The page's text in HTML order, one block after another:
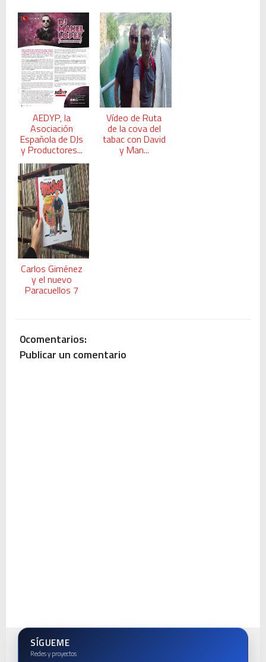
AEDYP, la
Asociación
Española de DJs
y Productores...
Vídeo de Ruta
de la cova del
tabac con David
y Man...
Carlos Giménez
y el nuevo
Paracuellos 7
0comentarios:
Publicar un comentario
SÍGUEME